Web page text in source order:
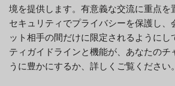
境を提供します。有意義な交流に重点を
セキュリティでプライバシーを保護し、
ット相手の間だけに限定されるようにし
ティガイドラインと機能が、あなたのチ
うに豊かにするか、詳しくご覧ください。